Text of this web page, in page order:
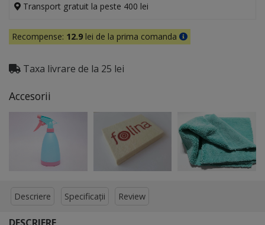
Transport gratuit la peste 400 lei
Recompense: 12.9 lei de la prima comanda
Taxa livrare de la 25 lei
Accesorii
Descriere Specificații Review